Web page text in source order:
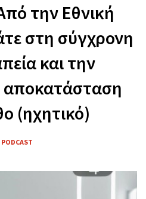
την Εθνική
στη σύγχρονη
και την
αποκατάσταση
(ηχητικό)
PODCAST